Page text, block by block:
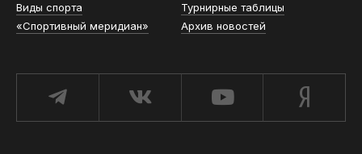
Виды спорта
Турнирные таблицы
«Спортивный меридиан»
Архив новостей